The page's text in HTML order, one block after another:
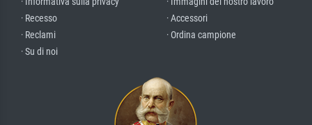
· Recesso
· Reclami
· Su di noi
· Accessori
· Ordina campione